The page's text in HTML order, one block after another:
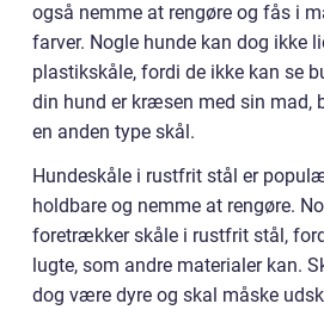
også nemme at rengøre og fås i
farver. Nogle hunde kan dog ikke
plastikskåle, fordi de ikke kan se
din hund er kræsen med sin mad,
en anden type skål.
Hundeskåle i rustfrit stål er
holdbare og nemme at rengøre.
foretrækker skåle i rustfrit stål,
lugte, som andre materialer kan.
dog være dyre og skal måske